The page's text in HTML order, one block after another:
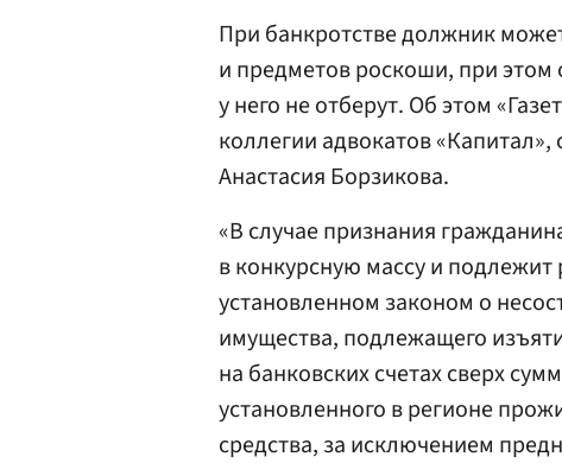
При банкротстве должник
и предметов роскоши, при
у него не отберут. Об этом
коллегии адвокатов
Анастасия Борзикова.
«В случае признания
в конкурсную массу и подлежит
установленном законом о
имущества, подлежащего
на банковских счетах сверх
установленного в регионе
средства, за исключением